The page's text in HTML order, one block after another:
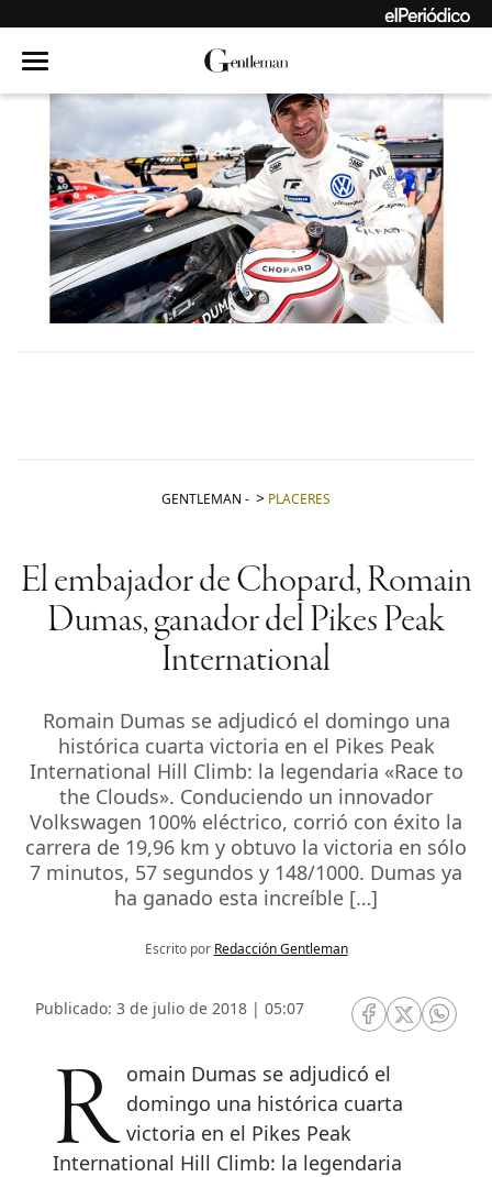
GENTLEMAN - PLACERES
El embajador de Chopard, Romain
Dumas, ganador del Pikes Peak
International
Romain Dumas se adjudicó el domingo una
histórica cuarta victoria en el Pikes Peak
International Hill Climb: la legendaria «Race to
the Clouds». Conduciendo un innovador
Volkswagen 100% eléctrico, corrió con éxito la
carrera de 19,96 km y obtuvo la victoria en sólo
7 minutos, 57 segundos y 148/1000. Dumas ya
ha ganado esta increíble […]
Escrito por Redacción Gentleman
Publicado: 3 de julio de 2018 | 05:07
RRSS Facebook
RRSSRRSS
Romain Dumas se adjudicó el domingo una histórica cuarta
victoria en el Pikes Peak
International Hill Climb: la legendaria